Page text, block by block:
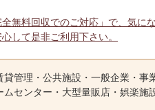
無料回収でのご対応」で、気に
して是非ご利用下さい。
管理・公共施設・一般企業・事
センター・大型量販店・娯楽施